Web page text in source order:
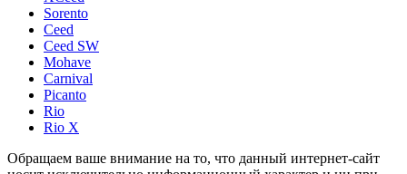
Sorento
Ceed
Ceed SW
Mohave
Carnival
Picanto
Rio
Rio X
Обращаем ваше внимание на то, что данный интернет-сайт